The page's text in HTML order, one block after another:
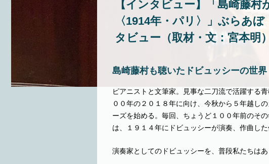
【インタビュー】「島崎藤
〈1914年・パリ〉」ぶらあ
タビュー（取材・文：宮本明）
島崎藤村も聴いたドビュッシーの世界
ピアニストと文筆家。見事な二刀流で活躍する
００年の２０１８年に向け、今秋から５年越し
ーズを始める。毎回、ちょうど１００年前のそ
は、１９１４年にドビュッシーが演奏、作曲した
演奏家としてのドビュッシーを、普段私たちは